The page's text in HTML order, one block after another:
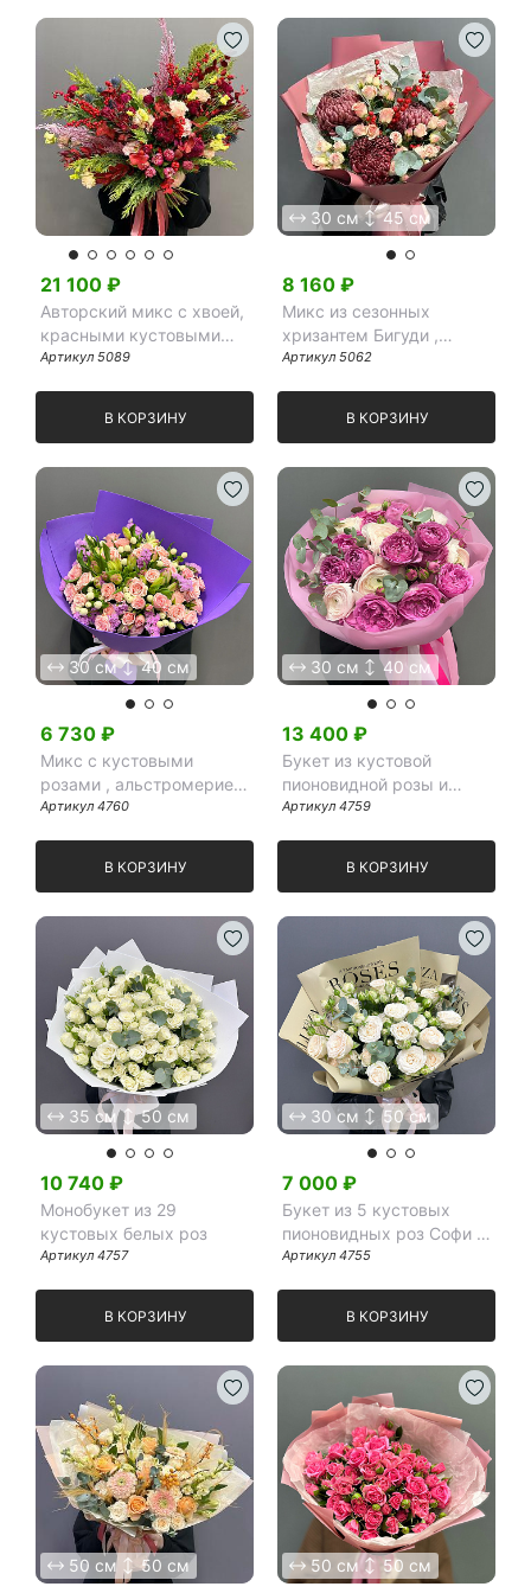
21 100 ₽
Авторский микс с хвоей,
красными кустовыми
розами и эрингиумом
Артикул 5089
В КОРЗИНУ
30 см 45 см
8 160 ₽
Микс из сезонных
хризантем Бигуди ,
кустовых роз и илекса
Артикул 5062
В КОРЗИНУ
30 см 40 см
6 730 ₽
Микс с кустовыми
розами , альстромерией
и гиперикумом в
Артикул 4760
В КОРЗИНУ
30 см 40 см
13 400 ₽
Букет из кустовой
пионовидной розы и
ранункулюсов
Артикул 4759
В КОРЗИНУ
35 см 50 см
10 740 ₽
Монобукет из 29
кустовых белых роз
Артикул 4757
В КОРЗИНУ
30 см 50 см
7 000 ₽
Букет из 5 кустовых
пионовидных роз Софи с
эвкалиптом
Артикул 4755
В КОРЗИНУ
50 см 50 см 50 см 50 см